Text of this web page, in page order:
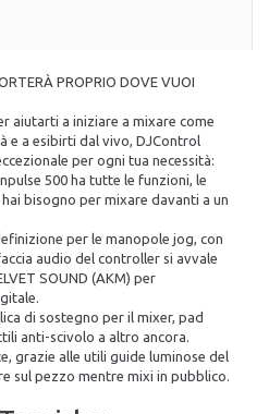
PROPRIO DOVE VUOI
aiutarti a iniziare a mixare come
e a esibirti dal vivo, DJControl
per ogni tua necessità:
500 ha tutte le funzioni, le
bisogno per mixare davanti a un
per le manopole jog, con
audio del controller si avvale
SOUND (AKM) per
di sostegno per il mixer, pad
anti-scivolo a altro ancora.
grazie alle utili guide luminose del
sul pezzo mentre mixi in pubblico.